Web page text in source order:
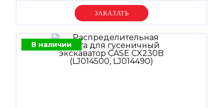
Уточняйте цену
В наличии